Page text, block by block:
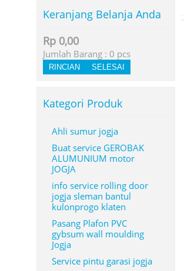
Keranjang Belanja Anda
Rp 0,00
Jumlah Barang : 0 pcs
RINCIAN SELESAI
Kategori Produk
Ahli sumur jogja
Buat service GEROBAK
ALUMUNIUM motor
JOGJA
info service rolling door
jogja sleman bantul
kulonprogo klaten
Pasang Plafon PVC
gybsum wall moulding
Jogja
Service pintu garasi jogja